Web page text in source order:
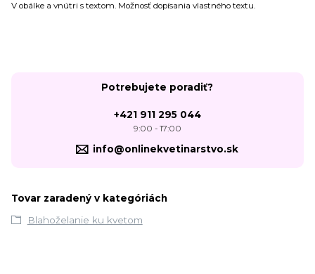
V obálke a vnútri s textom. Možnosť dopísania vlastného textu.
Potrebujete poradiť?
+421 911 295 044
9:00 - 17:00
info@onlinekvetinarstvo.sk
Tovar zaradený v kategóriách
Blahoželanie ku kvetom